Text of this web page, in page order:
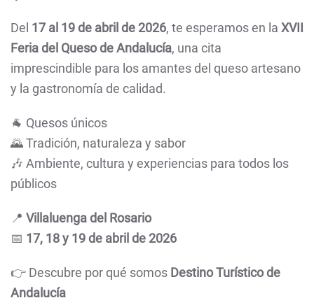
Del 17 al 19 de abril de 2026, te esperamos en la XVII
Feria del Queso de Andalucía, una cita
imprescindible para los amantes del queso artesano
y la gastronomía de calidad.
🐐 Quesos únicos
🌄 Tradición, naturaleza y sabor
🎶 Ambiente, cultura y experiencias para todos los
públicos
📍 Villaluenga del Rosario
📅 17, 18 y 19 de abril de 2026
👉 Descubre por qué somos Destino Turístico de
Andalucía